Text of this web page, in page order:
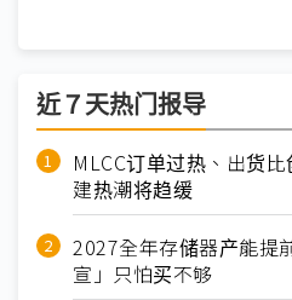
近７天热门报导
MLCC订单过热、出货
建热潮将趋缓
2027全年存储器产能
宣」只怕买不够